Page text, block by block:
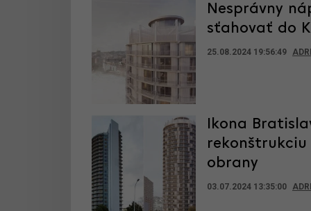
Nesprávny
sťahovať do
25.08.2024 19:56:49
Ikona
rekonštrukciu
obrany
03.07.2024 13:35:00